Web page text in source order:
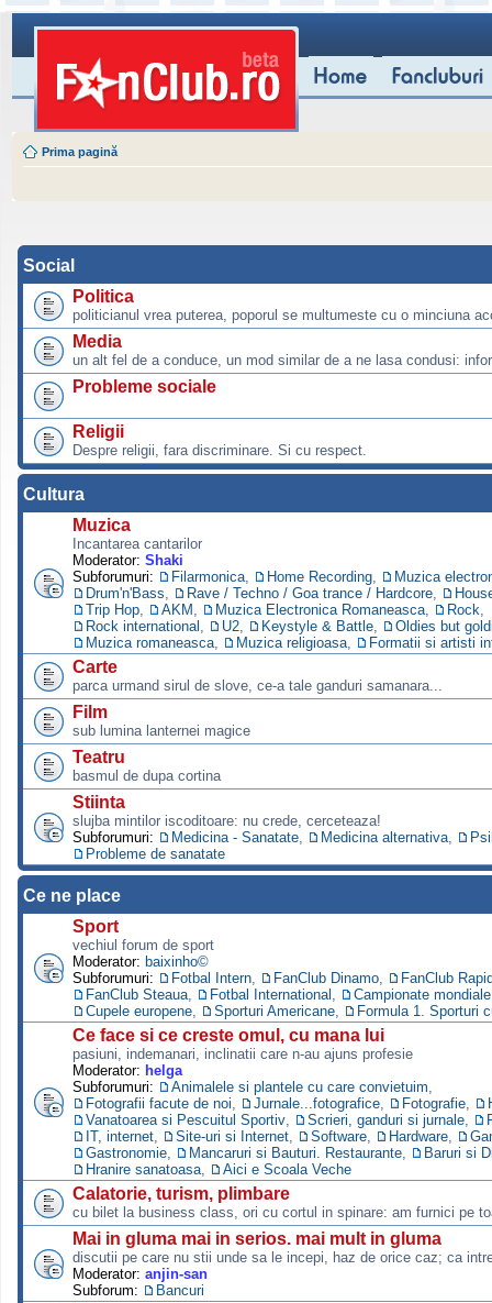
Prima pagină
Social
Politica
politicianul vrea puterea, poporul se multumeste cu o minciuna
Media
un alt fel de a conduce, un mod similar de a ne lasa condusi:
Probleme sociale
Religii
Despre religii, fara discriminare. Si cu respect.
Cultura
Muzica
Incantarea cantarilor
Moderator: Shaki
Subforumuri:
Filarmonica Home Recording
Muzica
Drum'n'Bass
Rave / Techno / Goa trance / Hardcore
Trip Hop
AKM Muzica Electronica Romaneasca Rock
Rock international
U2 Keystyle & Battle
Oldies but
Muzica romaneasca
Muzica religioasa Formatii si artisti
Carte
parca urmand sirul de slove, ce-a tale ganduri samanara...
Film
sub lumina lanternei magice
Teatru
basmul de dupa cortina
Stiinta
slujba mintilor iscoditoare: nu crede, cerceteaza!
Subforumuri:
Medicina - Sanatate Medicina alternativa
Probleme de sanatate
Ce ne place
Sport
vechiul forum de sport
Moderator: baixinho©
Subforumuri:
Fotbal Intern FanClub Dinamo
FanClub
FanClub Steaua
Fotbal International
Campionate
Cupele europene
Sporturi Americane Formula 1. Sporturi
Ce face si ce creste omul, cu mana lui
pasiuni, indemanari, inclinatii care n-au ajuns profesie
Moderator: helga
Subforumuri:
Animalele si plantele cu care convietuim
Fotografii facute de noi
Jurnale...fotografice Fotografie
Vanatoarea si Pescuitul Sportiv
Scrieri, ganduri si jurnale
IT, internet
Site-uri si Internet Software Hardware
Gastronomie
Mancaruri si Bauturi. Restaurante
Baruri si
Hranire sanatoasa
Aici e Scoala Veche
Calatorie, turism, plimbare
cu bilet la business class, ori cu cortul in spinare: am furnici pe
Mai in gluma mai in serios. mai mult in gluma
discutii pe care nu stii unde sa le incepi, haz de orice caz; ca
Moderator: anjin-san
Subforum:
Bancuri